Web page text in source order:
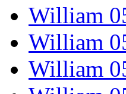
William
William
William